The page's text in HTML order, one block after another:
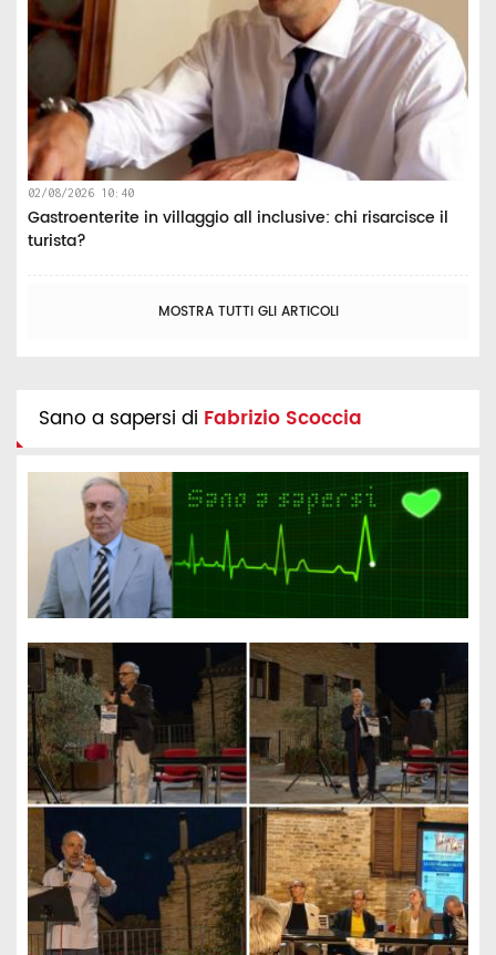
02/08/2026 10:40
Gastroenterite in villaggio all inclusive: chi risarcisce il
turista?
MOSTRA TUTTI GLI ARTICOLI
Sano a sapersi di Fabrizio Scoccia